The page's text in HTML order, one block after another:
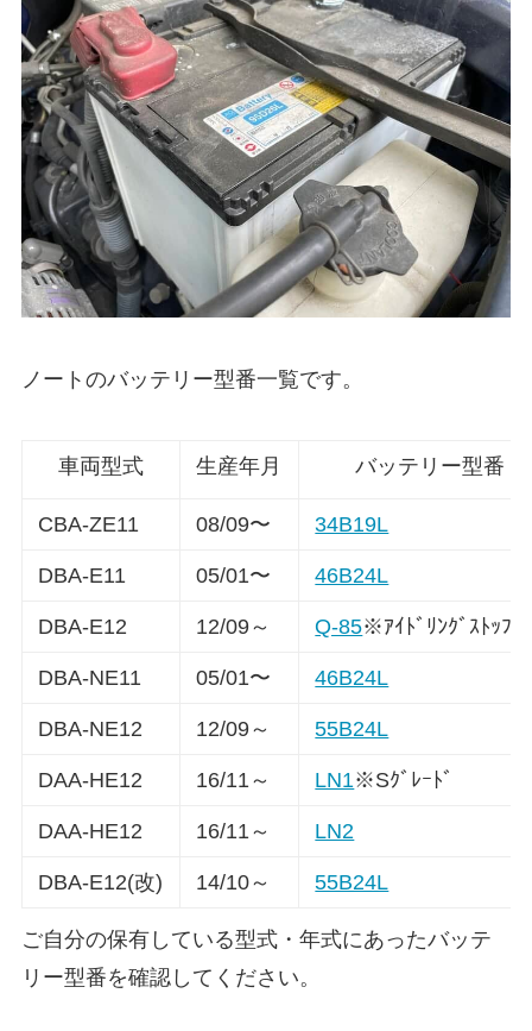
ノートのバッテリー型番一覧です。
車両型式 生産年月 バッテリー型番
CBA-ZE11 08/09〜 34B19L
DBA-E11 05/01〜 46B24L
DBA-E12 12/09～ Q-85※ｱｲﾄﾞﾘﾝｸﾞｽﾄｯﾌﾟ
DBA-NE11 05/01〜 46B24L
DBA-NE12 12/09～ 55B24L
DAA-HE12 16/11～ LN1※Sｸﾞﾚｰﾄﾞ
DAA-HE12 16/11～ LN2
DBA-E12(改) 14/10～ 55B24L
ご自分の保有している型式・年式にあったバッテ
リー型番を確認してください。